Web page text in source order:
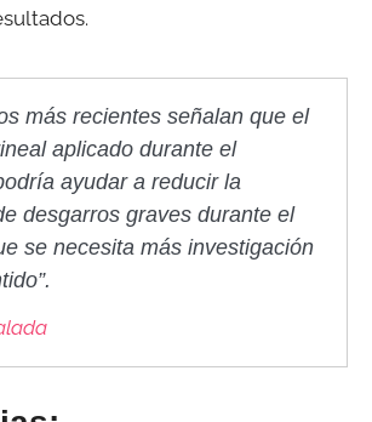
más recientes señalan que el
aplicado durante el
ayudar a reducir la
desgarros graves durante el
se necesita más investigación